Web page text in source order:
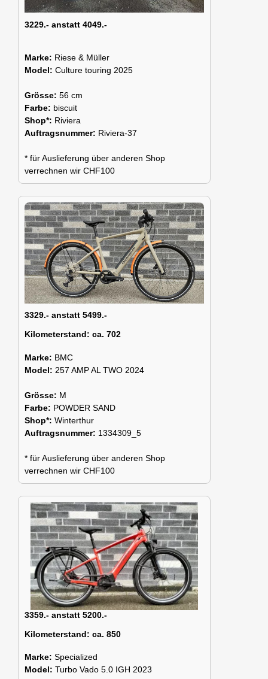
3229.- anstatt 4049.-
Marke: Riese & Müller
Model: Culture touring 2025
Grösse: 56 cm
Farbe: biscuit
Shop*: Riviera
Auftragsnummer: Riviera-37
* für Auslieferung über anderen Shop
verrechnen wir CHF100
3329.- anstatt 5499.-
Kilometerstand: ca. 702
Marke: BMC
Model: 257 AMP AL TWO 2024
Grösse: M
Farbe: POWDER SAND
Shop*: Winterthur
Auftragsnummer: 1334309_5
* für Auslieferung über anderen Shop
verrechnen wir CHF100
3359.- anstatt 5200.-
Kilometerstand: ca. 850
Marke: Specialized
Model: Turbo Vado 5.0 IGH 2023